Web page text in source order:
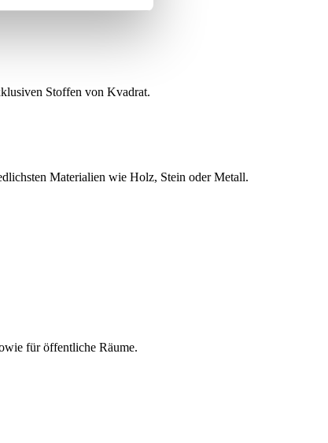
Stoffen von Kvadrat.
Materialien wie Holz, Stein oder Metall.
für öffentliche Räume.